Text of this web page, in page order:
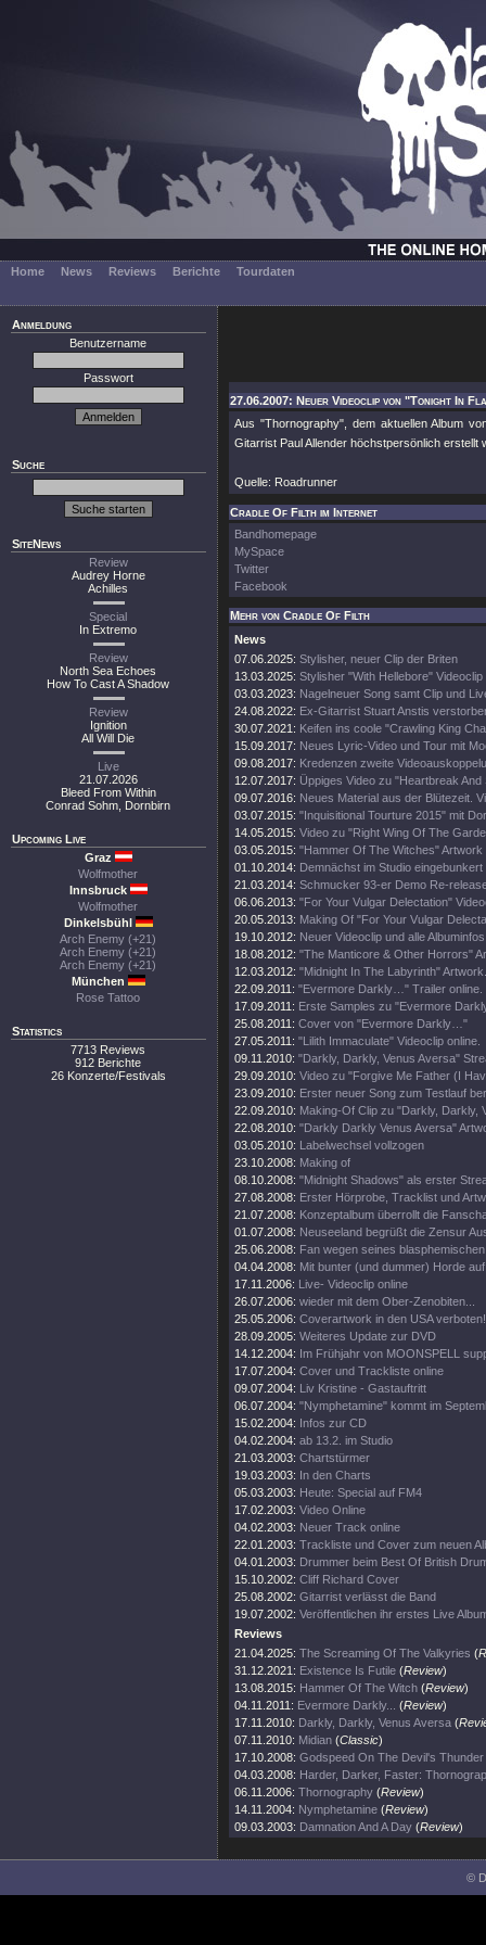
Home News Reviews Berichte Tourdaten
Anmeldung
Benutzername
Passwort
Suche
SiteNews
Review
Audrey Horne
Achilles
Special
In Extremo
Review
North Sea Echoes
How To Cast A Shadow
Review
Ignition
All Will Die
Live
21.07.2026
Bleed From Within
Conrad Sohm, Dornbirn
Upcoming Live
Graz
Wolfmother
Innsbruck
Wolfmother
Dinkelsbühl
Arch Enemy (+21)
Arch Enemy (+21)
Arch Enemy (+21)
München
Rose Tattoo
Statistics
7713 Reviews
912 Berichte
26 Konzerte/Festivals
27.06.2007: Neuer Videoclip von "Tonight In
Aus "Thornography", dem aktuellen Album
Gitarrist Paul Allender höchstpersönlich
Quelle: Roadrunner
Cradle Of Filth im Internet
Bandhomepage
MySpace
Twitter
Facebook
Mehr von Cradle Of Filth
News
07.06.2025: Stylisher, neuer Clip der Briten
13.03.2025: Stylisher "With Hellebore" Videoclip
03.03.2023: Nagelneuer Song samt Clip und
24.08.2022: Ex-Gitarrist Stuart Anstis
30.07.2021: Keifen ins coole "Crawling King
15.09.2017: Neues Lyric-Video und Tour mit
09.08.2017: Kredenzen zweite
12.07.2017: Üppiges Video zu "Heartbreak And
09.07.2016: Neues Material aus der Blütezeit.
03.07.2015: "Inquisitional Tourture 2015" mit
14.05.2015: Video zu "Right Wing Of The
03.05.2015: "Hammer Of The Witches" Artwork
01.10.2014: Demnächst im Studio eingebunkert
21.03.2014: Schmucker 93-er Demo Re-
06.06.2013: "For Your Vulgar Delectation"
20.05.2013: Making Of "For Your Vulgar
19.10.2012: Neuer Videoclip und alle
18.08.2012: "The Manticore & Other Horrors"
12.03.2012: "Midnight In The Labyrinth" Artwork.
22.09.2011: "Evermore Darkly…" Trailer online.
17.09.2011: Erste Samples zu "Evermore
25.08.2011: Cover von "Evermore Darkly…"
27.05.2011: "Lilith Immaculate" Videoclip online.
09.11.2010: "Darkly, Darkly, Venus Aversa"
29.09.2010: Video zu "Forgive Me Father (I
23.09.2010: Erster neuer Song zum Testlauf
22.09.2010: Making-Of Clip zu "Darkly, Darkly,
22.08.2010: "Darkly Darkly Venus Aversa"
03.05.2010: Labelwechsel vollzogen
23.10.2008: Making of
08.10.2008: "Midnight Shadows" als erster
27.08.2008: Erster Hörprobe, Tracklist und
21.07.2008: Konzeptalbum überrollt die
01.07.2008: Neuseeland begrüßt die Zensur
25.06.2008: Fan wegen seines
04.04.2008: Mit bunter (und dummer) Horde
17.11.2006: Live- Videoclip online
26.07.2006: wieder mit dem Ober-Zenobiten...
25.05.2006: Coverartwork in den USA verboten!
28.09.2005: Weiteres Update zur DVD
14.12.2004: Im Frühjahr von MOONSPELL
17.07.2004: Cover und Trackliste online
09.07.2004: Liv Kristine - Gastauftritt
06.07.2004: "Nymphetamine" kommt im
15.02.2004: Infos zur CD
04.02.2004: ab 13.2. im Studio
21.03.2003: Chartstürmer
19.03.2003: In den Charts
05.03.2003: Heute: Special auf FM4
17.02.2003: Video Online
04.02.2003: Neuer Track online
22.01.2003: Trackliste und Cover zum neuen
04.01.2003: Drummer beim Best Of British
15.10.2002: Cliff Richard Cover
25.08.2002: Gitarrist verlässt die Band
19.07.2002: Veröffentlichen ihr erstes Live
Reviews
21.04.2025: The Screaming Of The Valkyries (
31.12.2021: Existence Is Futile (Review)
13.08.2015: Hammer Of The Witch (Review)
04.11.2011: Evermore Darkly... (Review)
17.11.2010: Darkly, Darkly, Venus Aversa (
07.11.2010: Midian (Classic)
17.10.2008: Godspeed On The Devil's Thunder
04.03.2008: Harder, Darker, Faster:
06.11.2006: Thornography (Review)
14.11.2004: Nymphetamine (Review)
09.03.2003: Damnation And A Day (Review)
©